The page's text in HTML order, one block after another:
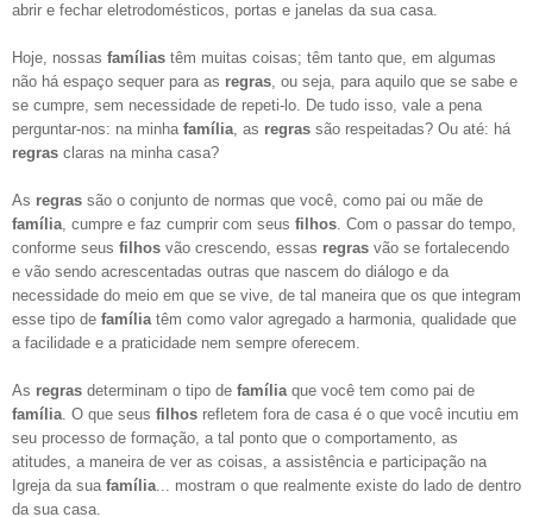
abrir e fechar eletrodomésticos, portas e janelas da sua casa.
Hoje, nossas famílias têm muitas coisas; têm tanto que, em algumas
não há espaço sequer para as regras, ou seja, para aquilo que se sabe e
se cumpre, sem necessidade de repeti-lo. De tudo isso, vale a pena
perguntar-nos: na minha família, as regras são respeitadas? Ou até: há
regras claras na minha casa?
As regras são o conjunto de normas que você, como pai ou mãe de
família, cumpre e faz cumprir com seus filhos. Com o passar do tempo,
conforme seus filhos vão crescendo, essas regras vão se fortalecendo
e vão sendo acrescentadas outras que nascem do diálogo e da
necessidade do meio em que se vive, de tal maneira que os que integram
esse tipo de famíliatêm como valor agregado a harmonia, qualidade que
a facilidade e a praticidade nem sempre oferecem.
As regras determinam o tipo de famíliaque você tem como pai de
família. O que seus filhos refletem fora de casa é o que você incutiu em
seu processo de formação, a tal ponto que o comportamento, as
atitudes, a maneira de ver as coisas, a assistência e participação na
Igreja da sua família... mostram o que realmente existe do lado de dentro
da sua casa.